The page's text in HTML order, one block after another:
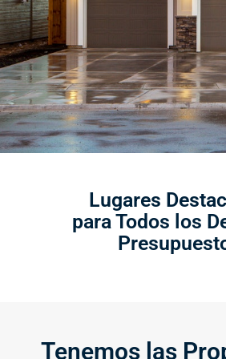
Lugares
para Todos los
Tenemos las